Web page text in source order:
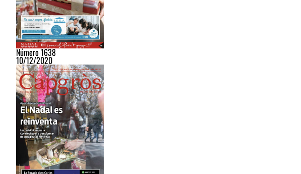
Número 1638
10/12/2020